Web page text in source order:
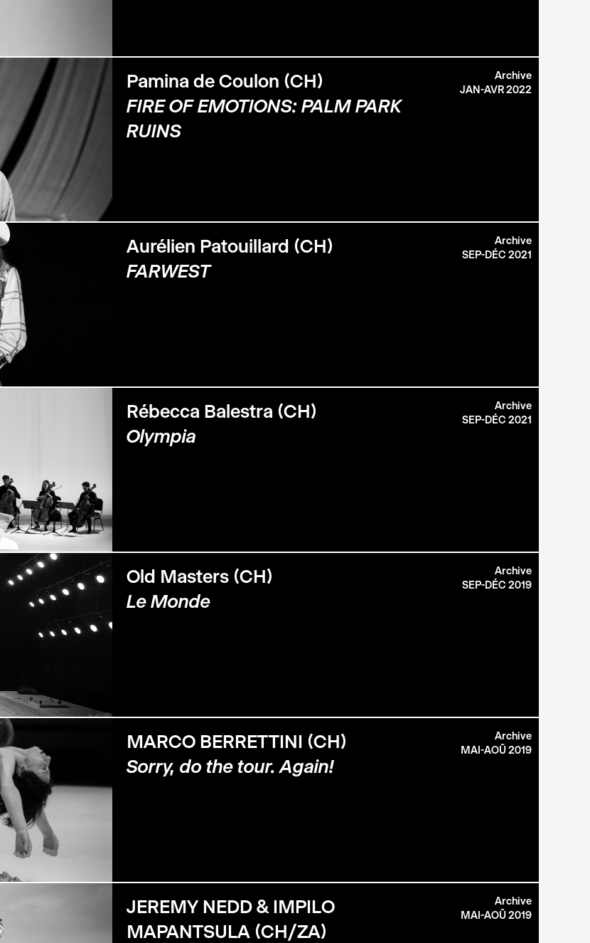
Pamina de Coulon (CH)
FIRE OF EMOTIONS: PALM PARK
RUINS
Archive
JAN-AVR 2022
Aurélien Patouillard (CH)
FARWEST
Archive
SEP-DÉC 2021
Rébecca Balestra (CH)
Olympia
Archive
SEP-DÉC 2021
Old Masters (CH)
Le Monde
Archive
SEP-DÉC 2019
MARCO BERRETTINI (CH)
Sorry, do the tour. Again!
Archive
MAI-AOÛ 2019
JEREMY NEDD & IMPILO
MAPANTSULA (CH/ZA)
Archive
MAI-AOÛ 2019